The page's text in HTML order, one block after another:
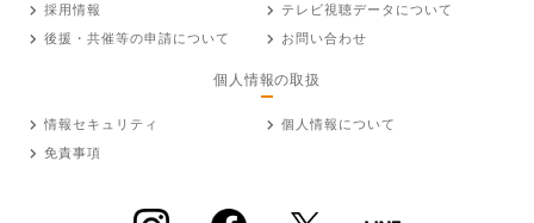
採用情報
テレビ視聴データについて
後援・共催等の申請について
お問い合わせ
個人情報の取扱
情報セキュリティ
個人情報について
免責事項